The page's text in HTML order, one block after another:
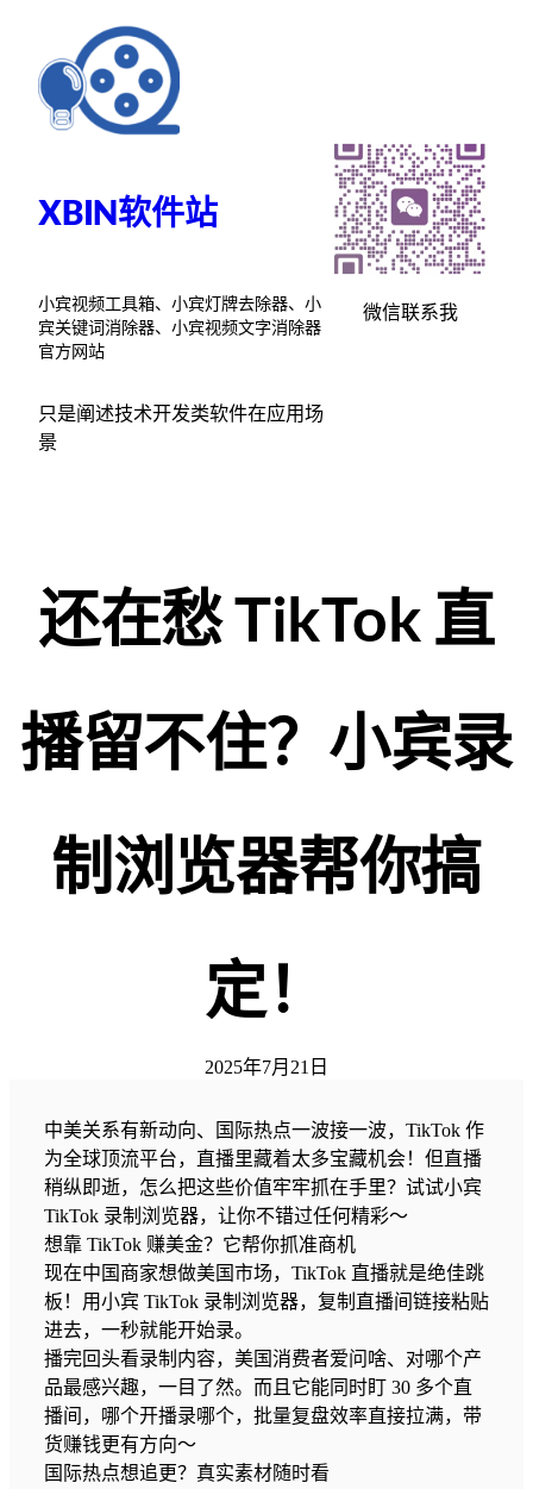
XBIN软件站
小宾视频工具箱、小宾灯牌去除器、小
宾关键词消除器、小宾视频文字消除器
官方网站
只是阐述技术开发类软件在应用场
景
微信联系我
还在愁 TikTok 直
播留不住？小宾录
制浏览器帮你搞
定！​
2025年7月21日
中美关系有新动向、国际热点一波接一波，TikTok 作
为全球顶流平台，直播里藏着太多宝藏机会！但直播
稍纵即逝，怎么把这些价值牢牢抓在手里？试试小宾
TikTok 录制浏览器，让你不错过任何精彩～​
想靠 TikTok 赚美金？它帮你抓准商机​
现在中国商家想做美国市场，TikTok 直播就是绝佳跳
板！用小宾 TikTok 录制浏览器，复制直播间链接粘贴
进去，一秒就能开始录。​
播完回头看录制内容，美国消费者爱问啥、对哪个产
品最感兴趣，一目了然。而且它能同时盯 30 多个直
播间，哪个开播录哪个，批量复盘效率直接拉满，带
货赚钱更有方向～​
国际热点想追更？真实素材随时看​